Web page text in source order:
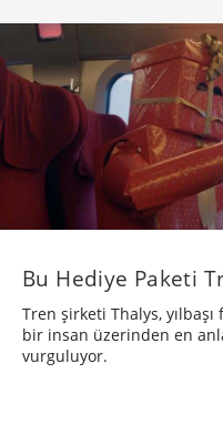
Bu Hediye Paketi
Tren şirketi Thalys, yılbaşı
bir insan üzerinden en
9 yıl önce